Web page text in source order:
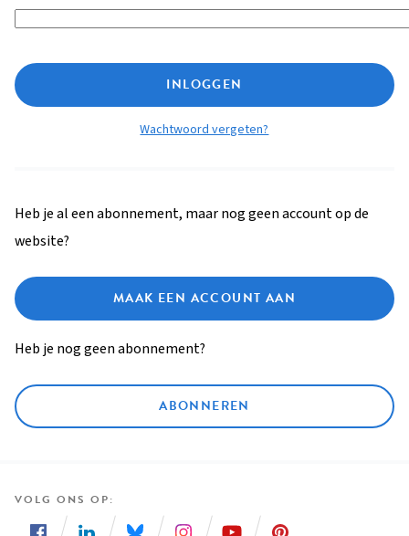
INLOGGEN
Wachtwoord vergeten?
Heb je al een abonnement, maar nog geen account op de
website?
MAAK EEN ACCOUNT AAN
Heb je nog geen abonnement?
ABONNEREN
VOLG ONS OP